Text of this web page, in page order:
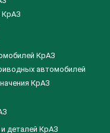
КрАЗ
КрАЗ
автомобилей
КрАЗ
деталей КрАЗ